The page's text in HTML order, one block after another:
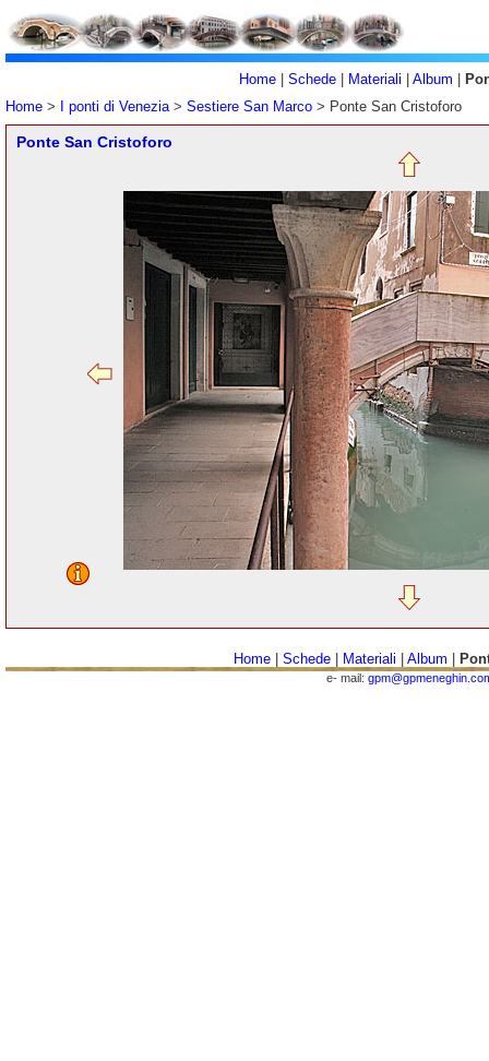
Home > I ponti di Venezia> Sestiere San Marco > Ponte San Cristoforo
Home Schede Materiali Album
Home Schede Materiali Album
e- mail:
Ponte San Cristoforo